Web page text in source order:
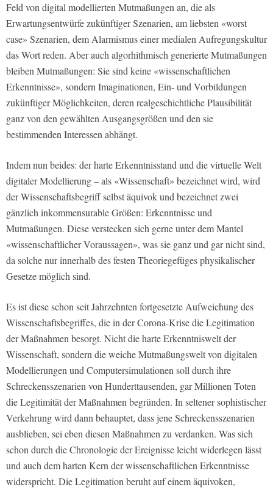
Feld von digital modellierten Mutmaßungen an, die als
Erwartungsentwürfe zukünftiger Szenarien, am liebsten «worst
case» Szenarien, dem Alarmismus einer medialen Aufregungskultur
das Wort reden. Aber auch algorhithmisch generierte Mutmaßungen
bleiben Mutmaßungen: Sie sind keine «wissenschaftlichen
Erkenntnisse», sondern Imaginationen, Ein- und Vorbildungen
zukünftiger Möglichkeiten, deren realgeschichtliche Plausibilität
ganz von den gewählten Ausgangsgrößen und den sie
bestimmenden Interessen abhängt.
Indem nun beides: der harte Erkenntnisstand und die virtuelle Welt
digitaler Modellierung – als «Wissenschaft» bezeichnet wird, wird
der Wissenschaftsbegriff selbst äquivok und bezeichnet zwei
gänzlich inkommensurable Größen: Erkenntnisse und
Mutmaßungen. Diese verstecken sich gerne unter dem Mantel
«wissenschaftlicher Voraussagen», was sie ganz und gar nicht sind,
da solche nur innerhalb des festen Theoriegefüges physikalischer
Gesetze möglich sind.
Es ist diese schon seit Jahrzehnten fortgesetzte Aufweichung des
Wissenschaftsbegriffes, die in der Corona-Krise die Legitimation
der Maß­nahmen besorgt. Nicht die harte Erkenntniswelt der
Wissenschaft, sondern die weiche Mutmaßungswelt von digitalen
Modellierungen und Computersimulationen soll durch ihre
Schreckensszenarien von Hunderttausenden, gar Millionen Toten
die Legitimität der Maßnahmen begründen. In seltener sophistischer
Verkehrung wird dann behauptet, dass jene Schreckensszenarien
ausblieben, sei eben diesen Maßnahmen zu verdanken. Was sich
schon durch die Chronologie der Ereignisse leicht widerlegen lässt
und auch dem harten Kern der wissenschaftlichen Erkenntnisse
widerspricht. Die Legitimation beruht auf einem äquivoken,